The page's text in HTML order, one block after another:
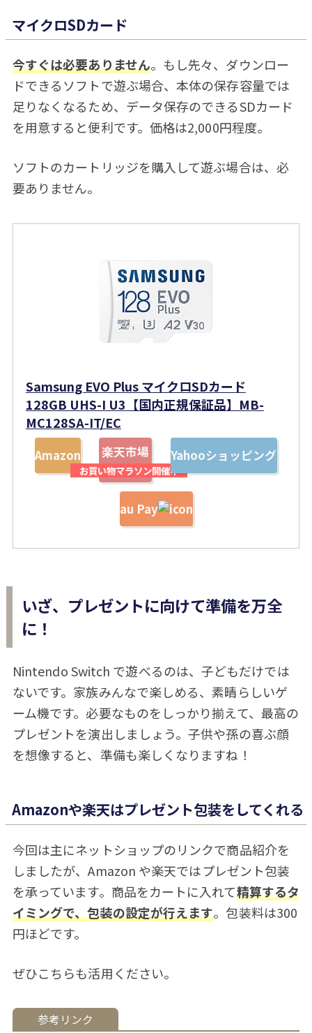
マイクロSDカード
今すぐは必要ありません。もし先々、ダウンロー
ドできるソフトで遊ぶ場合、本体の保存容量では
足りなくなるため、データ保存のできるSDカード
を用意すると便利です。価格は2,000円程度。
ソフトのカートリッジを購入して遊ぶ場合は、必
要ありません。
Samsung EVO Plus マイクロSDカード
128GB UHS-I U3【国内正規保証品】MB-
MC128SA-IT/EC
Amazon 楽天市場 Yahooショッピング
au Pay
いざ、プレゼントに向けて準備を万全
に！
Nintendo Switch で遊べるのは、子どもだけでは
ないです。家族みんなで楽しめる、素晴らしいゲ
ーム機です。必要なものをしっかり揃えて、最高の
プレゼントを演出しましょう。子供や孫の喜ぶ顔
を想像すると、準備も楽しくなりますね！
Amazonや楽天はプレゼント包装をしてくれる
今回は主にネットショップのリンクで商品紹介を
しましたが、Amazon や楽天ではプレゼント包装
を承っています。商品をカートに入れて精算するタ
イミングで、包装の設定が行えます。包装料は300
円ほどです。
ぜひこちらも活用ください。